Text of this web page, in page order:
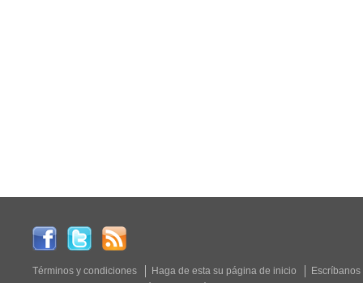
Términos y condiciones Haga de esta su página de inicio
Escríbanos